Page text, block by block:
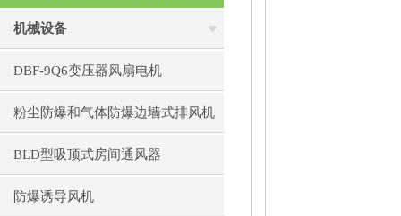
机械设备
DBF-9Q6变压器风扇电机
粉尘防爆和气体防爆边墙式排风机
BLD型吸顶式房间通风器
防爆诱导风机